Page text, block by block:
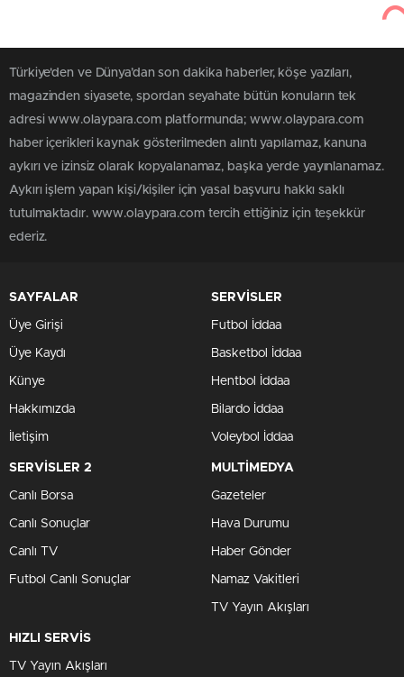
Türkiye'den ve Dünya’dan son dakika haberler, köşe yazıları,
magazinden siyasete, spordan seyahate bütün konuların tek
adresi www.olaypara.com platformunda; www.olaypara.com
haber içerikleri kaynak gösterilmeden alıntı yapılamaz, kanuna
aykırı ve izinsiz olarak kopyalanamaz, başka yerde yayınlanamaz.
Aykırı işlem yapan kişi/kişiler için yasal başvuru hakkı saklı
tutulmaktadır. www.olaypara.com tercih ettiğiniz için teşekkür
ederiz.
SAYFALAR
Üye Girişi
Üye Kaydı
Künye
Hakkımızda
İletişim
SERVİSLER
Futbol İddaa
Basketbol İddaa
Hentbol İddaa
Bilardo İddaa
Voleybol İddaa
SERVİSLER 2
Canlı Borsa
Canlı Sonuçlar
Canlı TV
Futbol Canlı Sonuçlar
MULTİMEDYA
Gazeteler
Hava Durumu
Haber Gönder
Namaz Vakitleri
TV Yayın Akışları
HIZLI SERVİS
TV Yayın Akışları